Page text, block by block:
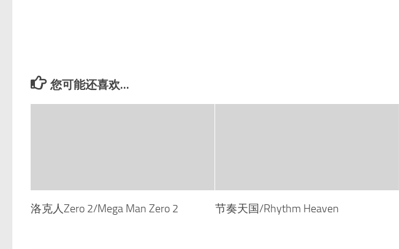
您可能还喜欢...
洛克人Zero 2/Mega Man Zero 2 节奏天国/Rhythm Heaven